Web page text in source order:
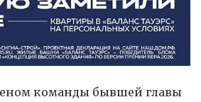
команды бывшей главы